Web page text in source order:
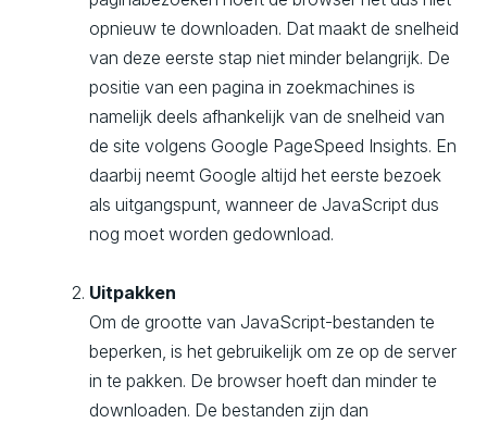
opnieuw te downloaden. Dat maakt de snelheid
van deze eerste stap niet minder belangrijk. De
positie van een pagina in zoekmachines is
namelijk deels afhankelijk van de snelheid van
de site volgens Google PageSpeed Insights. En
daarbij neemt Google altijd het eerste bezoek
als uitgangspunt, wanneer de JavaScript dus
nog moet worden gedownload.
Uitpakken
Om de grootte van JavaScript-bestanden te
beperken, is het gebruikelijk om ze op de server
in te pakken. De browser hoeft dan minder te
downloaden. De bestanden zijn dan